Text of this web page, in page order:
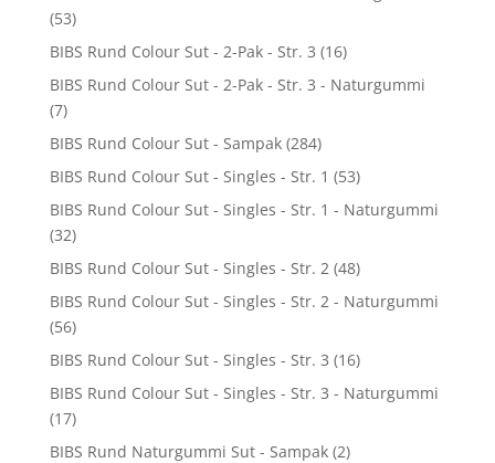
(53)
BIBS Rund Colour Sut - 2-Pak - Str. 3 (16)
BIBS Rund Colour Sut - 2-Pak - Str. 3 - Naturgummi
(7)
BIBS Rund Colour Sut - Sampak (284)
BIBS Rund Colour Sut - Singles - Str. 1 (53)
BIBS Rund Colour Sut - Singles - Str. 1 - Naturgummi
(32)
BIBS Rund Colour Sut - Singles - Str. 2 (48)
BIBS Rund Colour Sut - Singles - Str. 2 - Naturgummi
(56)
BIBS Rund Colour Sut - Singles - Str. 3 (16)
BIBS Rund Colour Sut - Singles - Str. 3 - Naturgummi
(17)
BIBS Rund Naturgummi Sut - Sampak (2)